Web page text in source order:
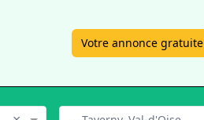
Votre annonce gratuite